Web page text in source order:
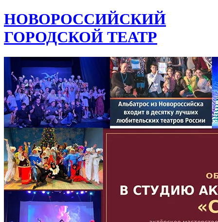
НОВОРОССИЙСКИЙ
ГОРОДСКОЙ ТЕАТР